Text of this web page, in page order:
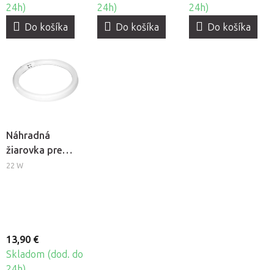
24h)
Do košíka
24h)
Do košíka
24h)
Do košíka
Náhradná
žiarovka pre
kozmetickú
22 W
13,90 €
Skladom (dod. do